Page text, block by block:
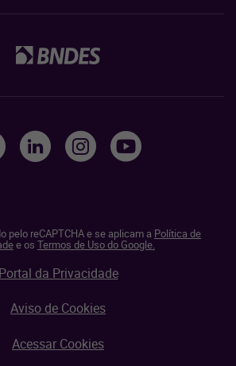
pelo reCAPTCHA e se aplicam a Política de
e os Termos de Uso do Google.
Portal da Privacidade
Aviso de Cookies
Acessar Cookies